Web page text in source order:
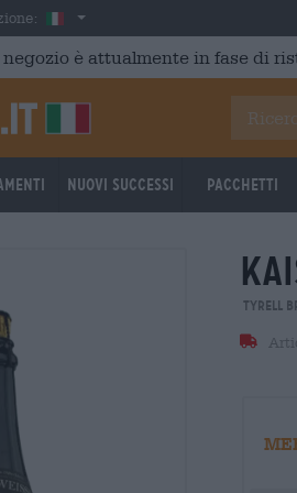
Italia
negozio è attualmente in fase di
Nuovi successi Pacchetti
Tyrell